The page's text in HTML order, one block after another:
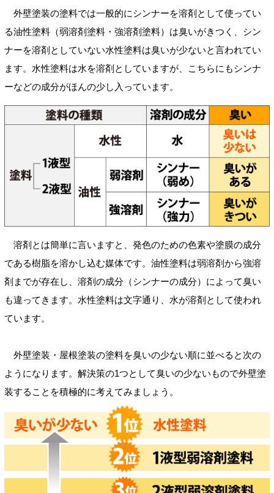
外壁塗装の塗料では一般的にシンナーを溶剤として使ってい
る油性塗料（弱溶剤塗料・強溶剤塗料）は臭いがきつく、シン
ナーを溶剤としていない水性塗料は臭いが少ないと言われてい
ます。水性塗料は水を溶剤としていますが、こちらにもシンナ
ーなどの成分がほんの少し入っています。
溶剤とは簡単に言いますと、発色のための色素や塗膜の成分
である樹脂を溶かし込む媒体です。油性塗料は弱溶剤から強溶
剤までが存在し、溶剤の成分（シンナーの成分）によって臭い
も違ってきます。水性塗料は文字通り、水が溶剤として使われ
ています。
外壁塗装・屋根塗装の塗料を臭いの少ない順に並べると次の
ようになります。解決策の1つとして臭いの少ないもので外壁塗
装することを積極的に考えてみましょう。